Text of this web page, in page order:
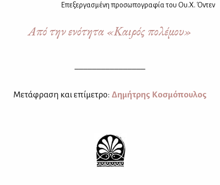
Επεξεργασμένη προσωπογραφία του Ου.Χ. Όντεν
Από την ενότητα «Καιρός πολέμου»
Με­τά­φρα­ση και επί­με­τρο: Δη­μή­τρης Κο­σμό­που­λος